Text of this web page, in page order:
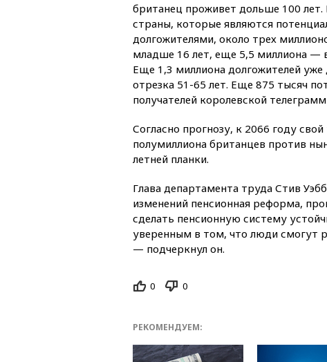
британец проживет дольше 100 лет.
страны, которые являются
долгожителями, около трех
младше 16 лет, еще 5,5 миллиона —
Еще 1,3 миллиона долгожителей уже
отрезка 51-65 лет. Еще 875 тысяч
получателей королевской
Согласно прогнозу, к 2066 году
полумиллиона британцев против
летней планки.
Глава департамента труда Стив
изменений пенсионная реформа,
сделать пенсионную систему
уверенным в том, что люди смогут
— подчеркнул он.
0 0
РЕКОМЕНДУЕМ: